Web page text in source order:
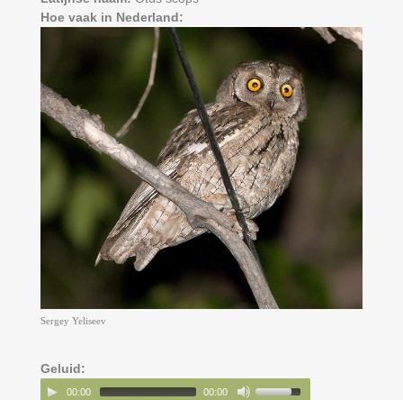
Hoe vaak in Nederland:
Sergey Yeliseev
Geluid:
00:00 00:00